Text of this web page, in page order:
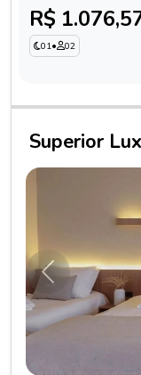
R$
01• 02
Superior
Anterior